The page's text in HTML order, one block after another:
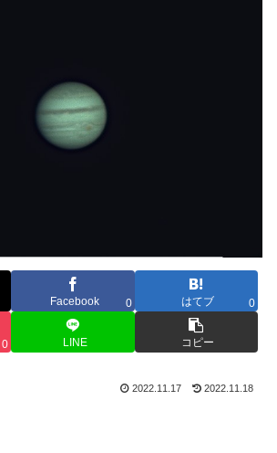
Facebook 0 はてブ 0
0 LINE コピー
2022.11.17 2022.11.18